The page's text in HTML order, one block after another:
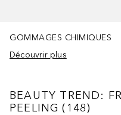
GOMMAGES CHIMIQUES
Découvrir plus
BEAUTY TREND:
BEAUTY TREND:
PEELING ( 148)